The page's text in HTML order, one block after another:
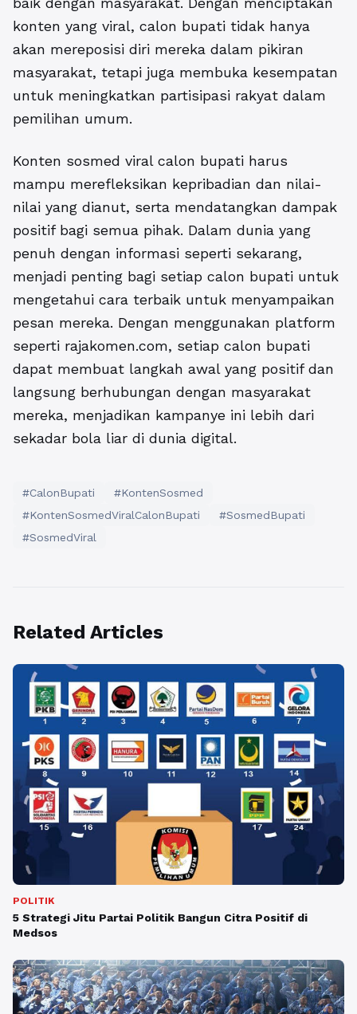
konten yang viral, calon bupati tidak hanya
akan mereposisi diri mereka dalam pikiran
masyarakat, tetapi juga membuka kesempatan
untuk meningkatkan partisipasi rakyat dalam
pemilihan umum.
Konten sosmed viral calon bupati harus
mampu merefleksikan kepribadian dan nilai-
nilai yang dianut, serta mendatangkan dampak
positif bagi semua pihak. Dalam dunia yang
penuh dengan informasi seperti sekarang,
menjadi penting bagi setiap calon bupati untuk
mengetahui cara terbaik untuk menyampaikan
pesan mereka. Dengan menggunakan platform
seperti rajakomen.com, setiap calon bupati
dapat membuat langkah awal yang positif dan
langsung berhubungan dengan masyarakat
mereka, menjadikan kampanye ini lebih dari
sekadar bola liar di dunia digital.
#CalonBupati
#KontenSosmed
#KontenSosmedViralCalonBupati
#SosmedBupati
#SosmedViral
Related Articles
POLITIK
5 Strategi Jitu Partai Politik Bangun Citra Positif di
Medsos